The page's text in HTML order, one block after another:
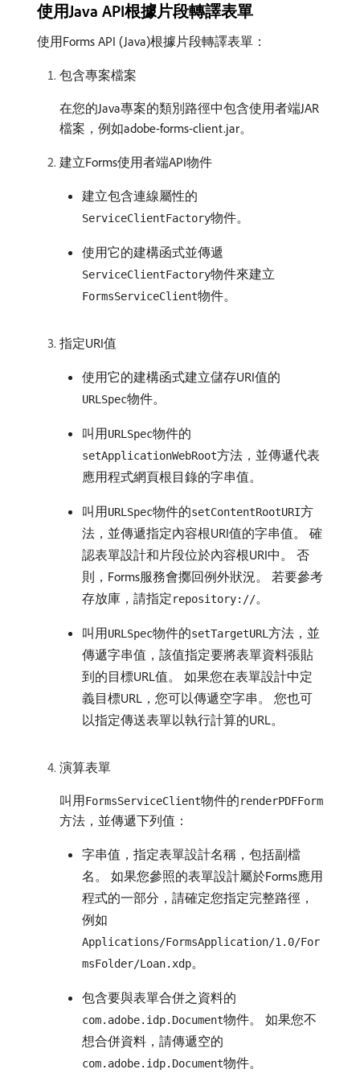
使用Java API根據片段轉譯表單
使用Forms API (Java)根據片段轉譯表單：
包含專案檔案
在您的Java專案的類別路徑中包含使用者端JAR
檔案，例如adobe-forms-client.jar。
建立Forms使用者端API物件
建立包含連線屬性的
ServiceClientFactory物件。
使用它的建構函式並傳遞
ServiceClientFactory物件來建立
FormsServiceClient物件。
指定URI值
使用它的建構函式建立儲存URI值的
URLSpec物件。
叫用URLSpec物件的
setApplicationWebRoot方法，並傳遞代表
應用程式網頁根目錄的字串值。
叫用URLSpec物件的setContentRootURI方
法，並傳遞指定內容根URI值的字串值。 確
認表單設計和片段位於內容根URI中。 否
則，Forms服務會擲回例外狀況。 若要參考
存放庫，請指定repository://。
叫用URLSpec物件的setTargetURL 方法，並
傳遞字串值，該值指定要將表單資料張貼
到的目標URL值。 如果您在表單設計中定
義目標URL，您可以傳遞空字串。 您也可
以指定傳送表單以執行計算的URL。
演算表單
叫用FormsServiceClient物件的renderPDFForm
方法，並傳遞下列值：
字串值，指定表單設計名稱，包括副檔
名。 如果您參照的表單設計屬於Forms應用
程式的一部分，請確定您指定完整路徑，
例如
Applications/FormsApplication/1.0/For
msFolder/Loan.xdp。
包含要與表單合併之資料的
com.adobe.idp.Document物件。 如果您不
想合併資料，請傳遞空的
com.adobe.idp.Document物件。